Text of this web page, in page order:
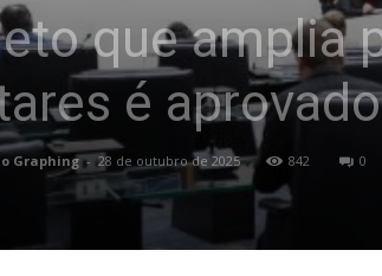
que amplia
é aprovado
Graphing - 28 de outubro de 2025 842 0